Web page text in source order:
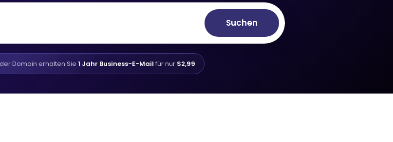
Suchen
Domain erhalten Sie 1 Jahr Business-E-Mail für nur $2,99